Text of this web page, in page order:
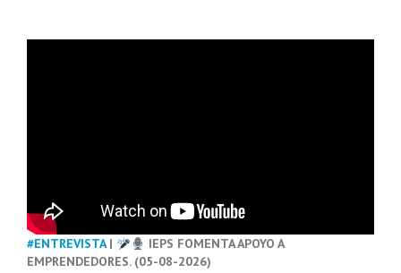
#ENTREVISTA|
IEPS FOMENTA APOYO A
EMPRENDEDORES. (05-08-2026)